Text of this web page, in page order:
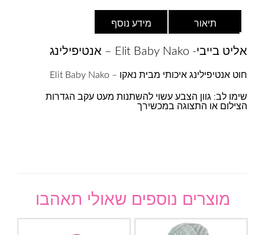
תיאור מידע נוסף
אליט בייבי- Elit Baby Nako – אנטיפילינג
חוט אנטיפילינג איכותי מבית נאקו – Elit Baby Nako
שימו לב: גוון הצבע עשוי להשתנות מעט עקב הגדרות
הצילום או התצוגה במכשירך
מוצרים נוספים שאולי תאהבו